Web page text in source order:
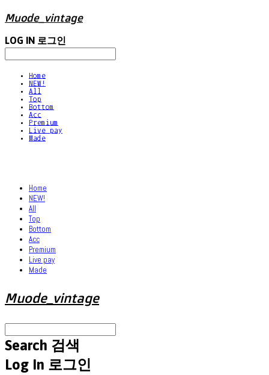
Muode_vintage
LOG IN 로그인
Home
NEW!
All
Top
Bottom
Acc
Premium
Live pay
Made
Home
NEW!
All
Top
Bottom
Acc
Premium
Live pay
Made
Muode_vintage
Search 검색
Log In 로그인